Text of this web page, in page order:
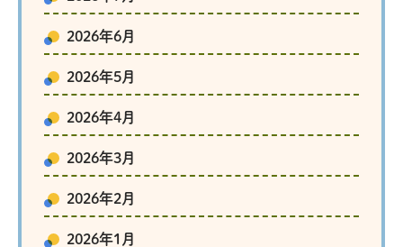
2026年6月
2026年5月
2026年4月
2026年3月
2026年2月
2026年1月